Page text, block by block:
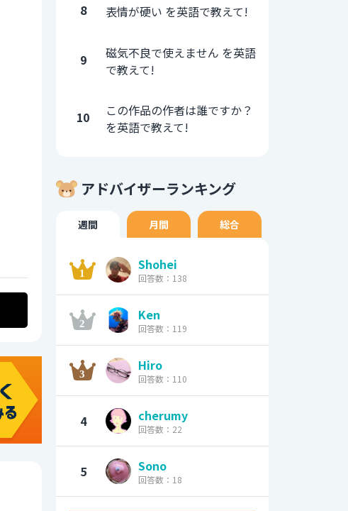
8 表情が硬い を英語で教えて!
9
磁気不良で使えません を英語
で教えて!
10
この作品の作者は誰ですか？
を英語で教えて!
アドバイザーランキング
週間 月間 総合
Shohei
回答数：138
Ken
回答数：119
Hiro
回答数：110
4 cherumy
回答数：22
5 Sono
回答数：18